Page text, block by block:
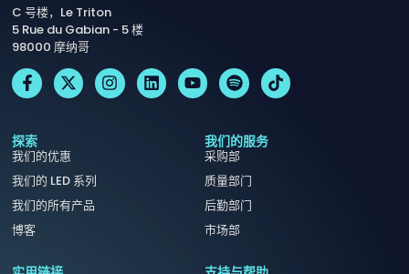
C 号楼，Le Triton
5 Rue du Gabian - 5 楼
98000 摩纳哥
探索
我们的优惠
我们的 LED 系列
我们的所有产品
博客
我们的服务
采购部
质量部门
后勤部门
市场部